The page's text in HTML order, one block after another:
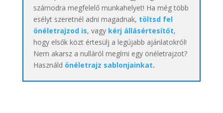
számodra megfelelő munkahelyet! Ha még több
esélyt szeretnél adni magadnak, töltsd fel
önéletrajzod is, vagy kérj állásértesítőt,
hogy elsők közt értesülj a legújabb ajánlatokról!
Nem akarsz a nulláról megírni egy önéletrajzot?
Használd önéletrajz sablonjainkat.